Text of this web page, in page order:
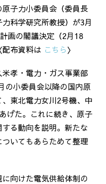
子力小委員会（委員長
科学研究所教授）が3月
画の閣議決定（2月18
布資料は こちら〉
孝・電力・ガス事業部
の小委員会以降の国内原
東北電力女川2号機、中
げた。これに続き、原子
る動向を説明。新たな
いてもあらためて整理
向けた電気供給体制の